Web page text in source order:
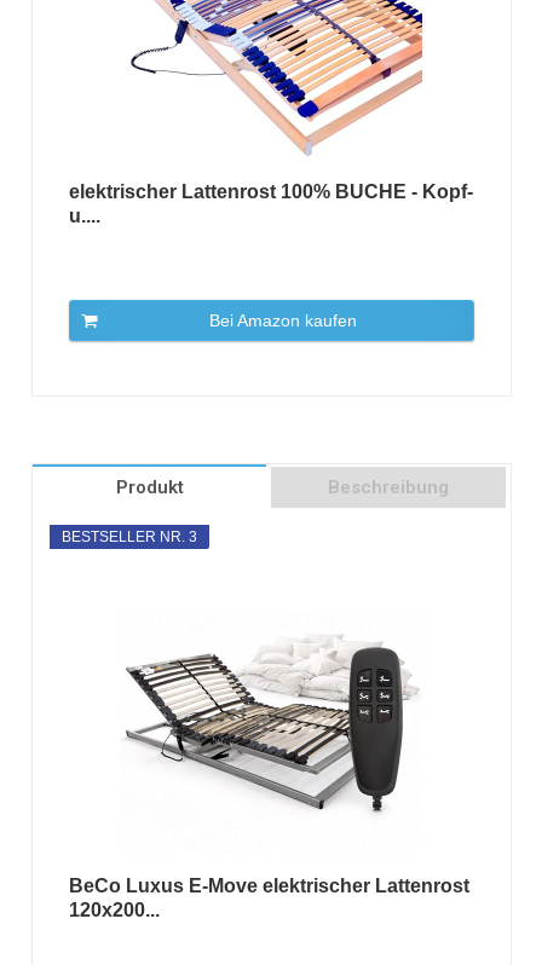
elektrischer Lattenrost 100% BUCHE - Kopf-
u....
Bei Amazon kaufen
Produkt Beschreibung
BESTSELLER NR. 3
BeCo Luxus E-Move elektrischer Lattenrost
120x200...